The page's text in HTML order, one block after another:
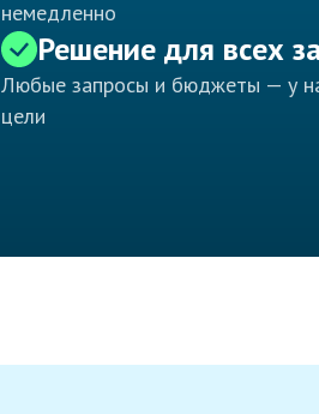
немедленно
Решение для всех
Любые запросы и бюджеты — у
цели